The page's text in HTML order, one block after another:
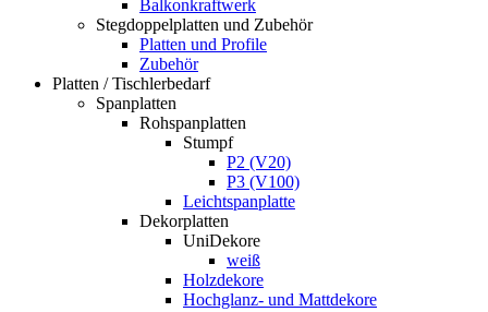
Balkonkraftwerk
Stegdoppelplatten und Zubehör
Platten und Profile
Zubehör
Platten / Tischlerbedarf
Spanplatten
Rohspanplatten
Stumpf
P2 (V20)
P3 (V100)
Leichtspanplatte
Dekorplatten
UniDekore
weiß
Holzdekore
Hochglanz- und Mattdekore